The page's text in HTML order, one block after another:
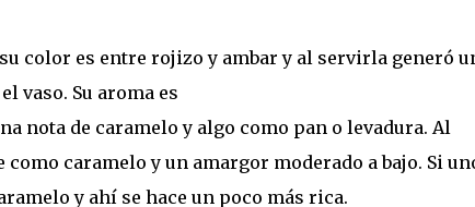
color es entre rojizo y ambar y al servirla generó
vaso. Su aroma es
nota de caramelo y algo como pan o levadura. Al
caramelo y un amargor moderado a bajo. Si
y ahí se hace un poco más rica.